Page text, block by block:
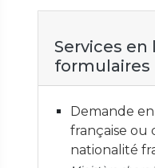
Services
formulaires
Demande
française ou
nationalité